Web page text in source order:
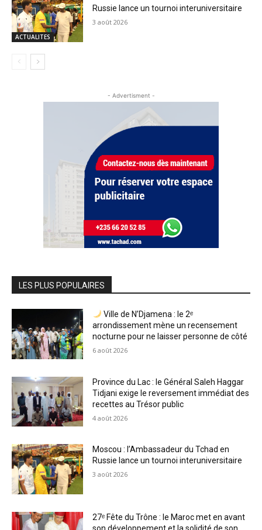
ACTUALITES
Russie lance un tournoi interuniversitaire
3 août 2026
- Advertisment -
LES PLUS POPULAIRES
Ville de N’Djamena : le 2ᵉ
arrondissement mène un recensement
nocturne pour ne laisser personne de côté
6 août 2026
Province du Lac : le Général Saleh Haggar
Tidjani exige le reversement immédiat des
recettes au Trésor public
4 août 2026
Moscou : l’Ambassadeur du Tchad en
Russie lance un tournoi interuniversitaire
3 août 2026
27ᵉ Fête du Trône : le Maroc met en avant